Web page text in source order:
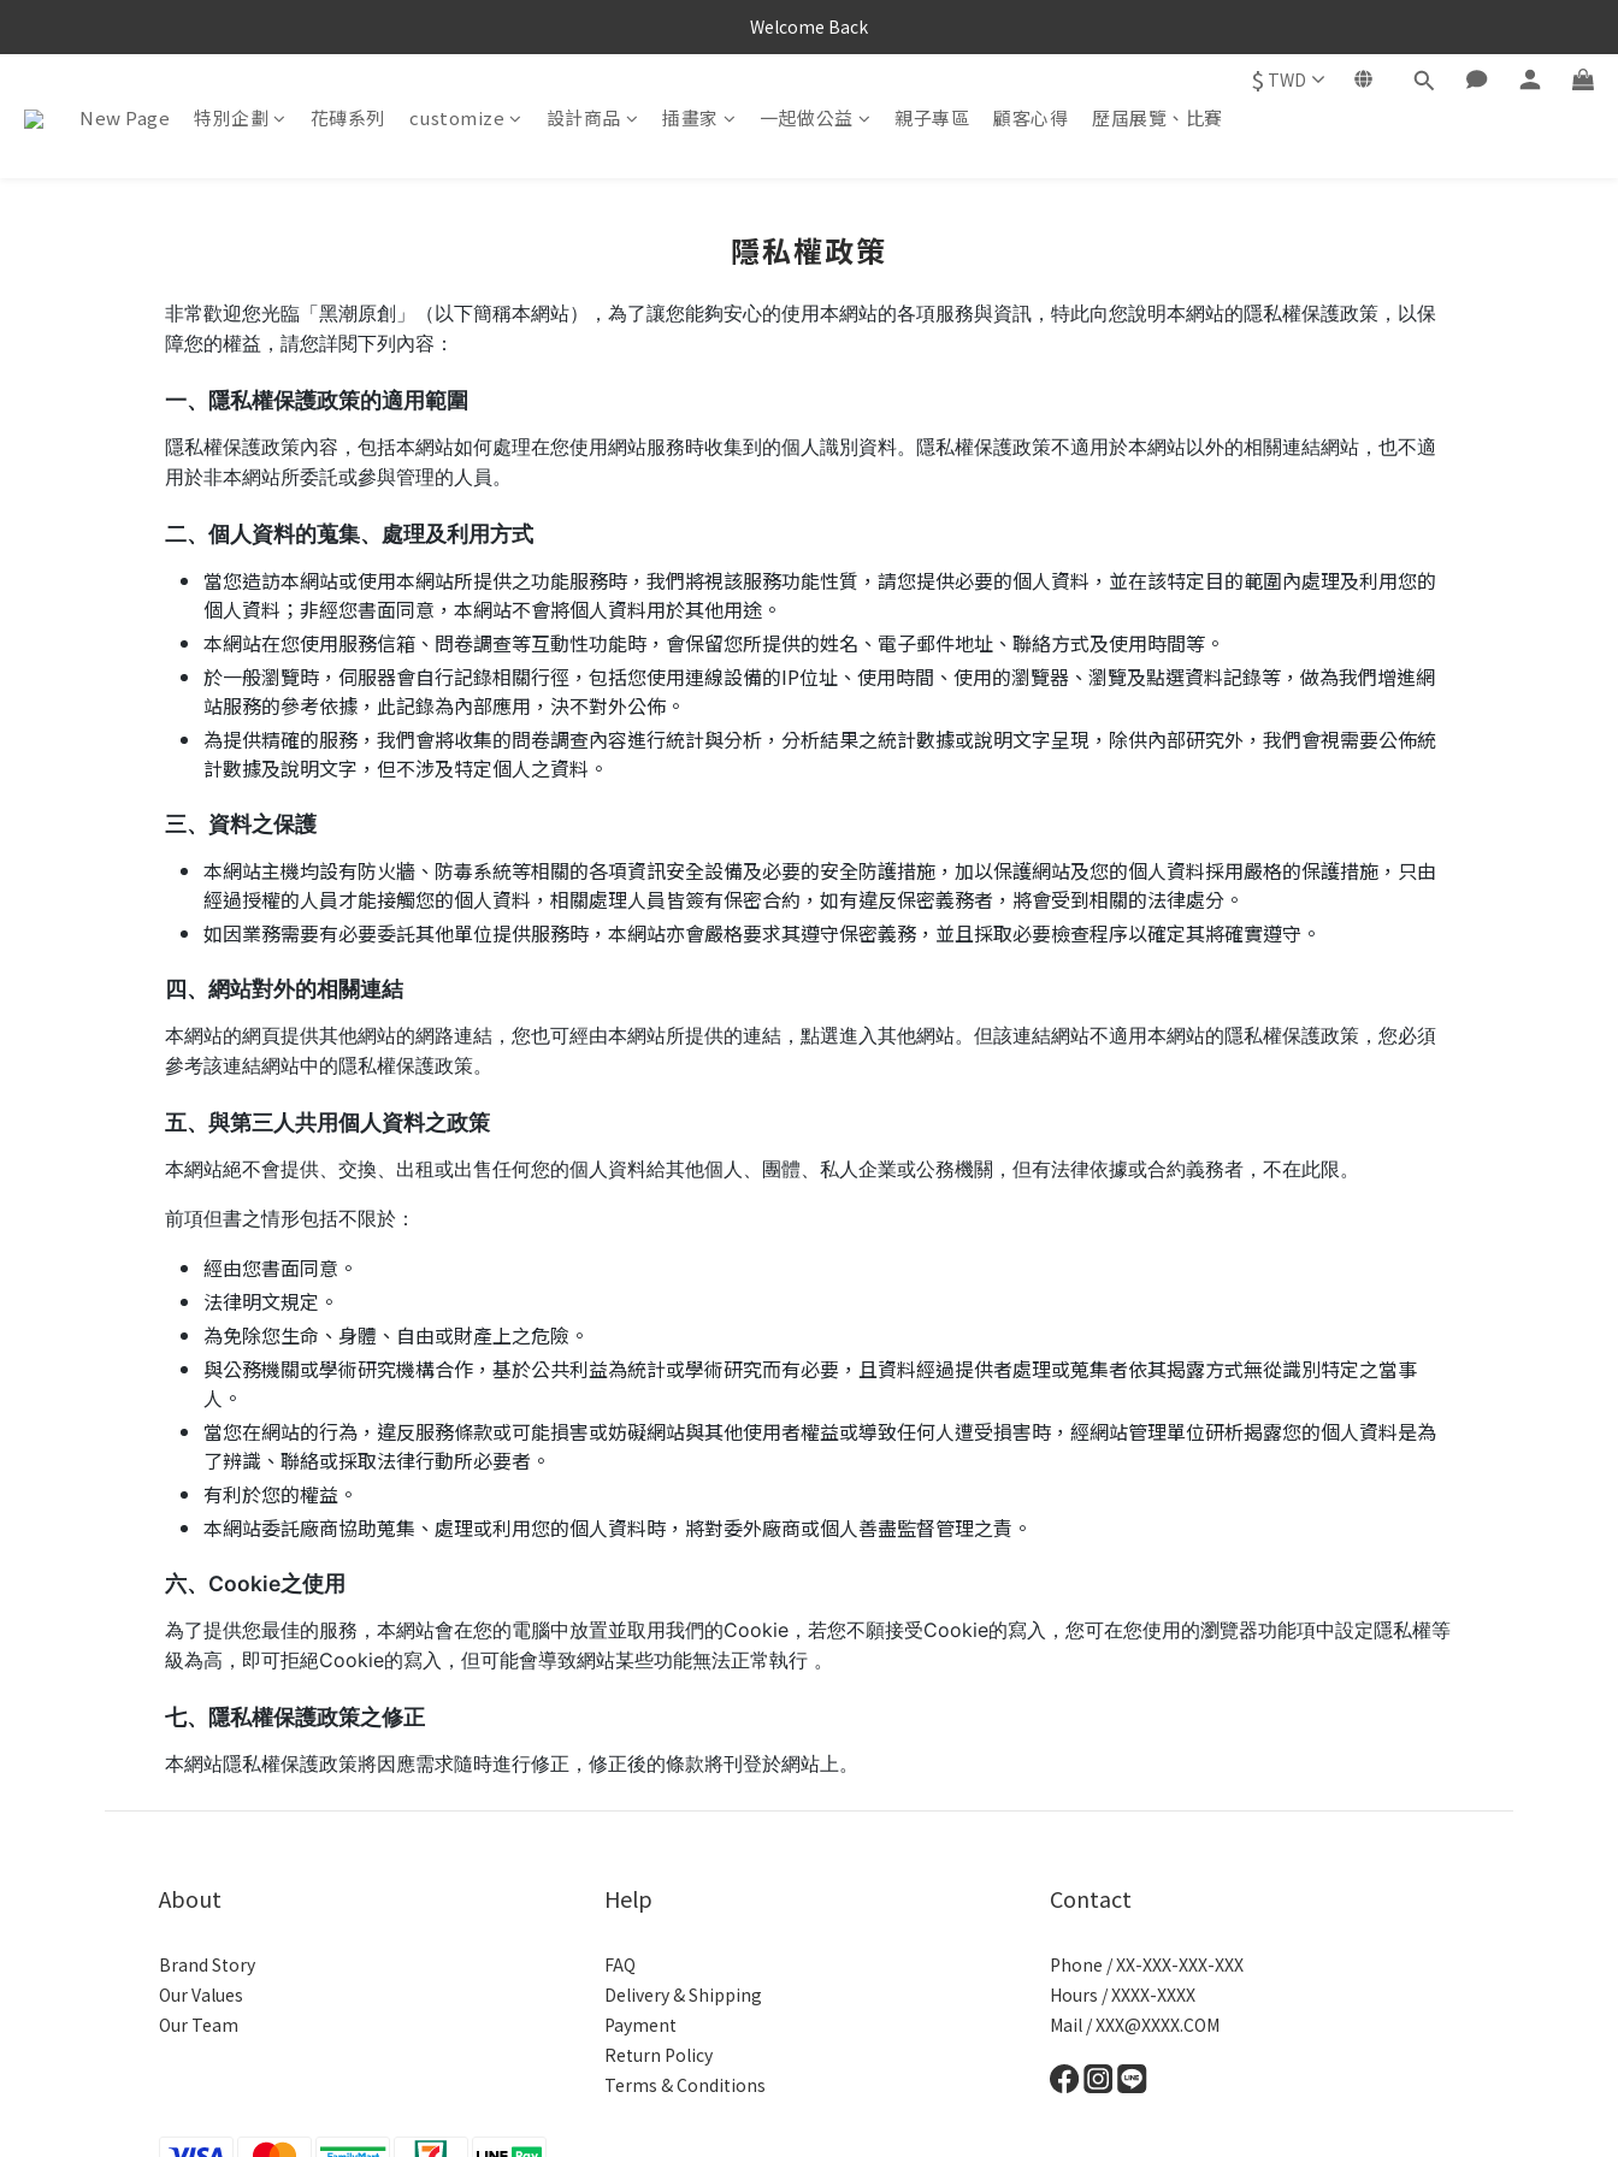
Welcome Back
$ TWD
New Page 特別企劃 花磚系列 customize 設計商品 插畫家 一起做公益 親子專區 顧客心得 歷屆展覽、比賽
隱私權政策
非常歡迎您光臨「黑潮原創」（以下簡稱本網站），為了讓您能夠安心的使用本網站的各項服務與資訊，特此向您說明本網站的隱私權保護政策，以保
障您的權益，請您詳閱下列內容：
一、隱私權保護政策的適用範圍
隱私權保護政策內容，包括本網站如何處理在您使用網站服務時收集到的個人識別資料。隱私權保護政策不適用於本網站以外的相關連結網站，也不適
用於非本網站所委託或參與管理的人員。
二、個人資料的蒐集、處理及利用方式
當您造訪本網站或使用本網站所提供之功能服務時，我們將視該服務功能性質，請您提供必要的個人資料，並在該特定目的範圍內處理及利用您的
個人資料；非經您書面同意，本網站不會將個人資料用於其他用途。
本網站在您使用服務信箱、問卷調查等互動性功能時，會保留您所提供的姓名、電子郵件地址、聯絡方式及使用時間等。
於一般瀏覽時，伺服器會自行記錄相關行徑，包括您使用連線設備的IP位址、使用時間、使用的瀏覽器、瀏覽及點選資料記錄等，做為我們增進網
站服務的參考依據，此記錄為內部應用，決不對外公佈。
為提供精確的服務，我們會將收集的問卷調查內容進行統計與分析，分析結果之統計數據或說明文字呈現，除供內部研究外，我們會視需要公佈統
計數據及說明文字，但不涉及特定個人之資料。
三、資料之保護
本網站主機均設有防火牆、防毒系統等相關的各項資訊安全設備及必要的安全防護措施，加以保護網站及您的個人資料採用嚴格的保護措施，只由
經過授權的人員才能接觸您的個人資料，相關處理人員皆簽有保密合約，如有違反保密義務者，將會受到相關的法律處分。
如因業務需要有必要委託其他單位提供服務時，本網站亦會嚴格要求其遵守保密義務，並且採取必要檢查程序以確定其將確實遵守。
四、網站對外的相關連結
本網站的網頁提供其他網站的網路連結，您也可經由本網站所提供的連結，點選進入其他網站。但該連結網站不適用本網站的隱私權保護政策，您必須
參考該連結網站中的隱私權保護政策。
五、與第三人共用個人資料之政策
本網站絕不會提供、交換、出租或出售任何您的個人資料給其他個人、團體、私人企業或公務機關，但有法律依據或合約義務者，不在此限。
前項但書之情形包括不限於：
經由您書面同意。
法律明文規定。
為免除您生命、身體、自由或財產上之危險。
與公務機關或學術研究機構合作，基於公共利益為統計或學術研究而有必要，且資料經過提供者處理或蒐集者依其揭露方式無從識別特定之當事
人。
當您在網站的行為，違反服務條款或可能損害或妨礙網站與其他使用者權益或導致任何人遭受損害時，經網站管理單位研析揭露您的個人資料是為
了辨識、聯絡或採取法律行動所必要者。
有利於您的權益。
本網站委託廠商協助蒐集、處理或利用您的個人資料時，將對委外廠商或個人善盡監督管理之責。
六、Cookie之使用
為了提供您最佳的服務，本網站會在您的電腦中放置並取用我們的Cookie，若您不願接受Cookie的寫入，您可在您使用的瀏覽器功能項中設定隱私權等
級為高，即可拒絕Cookie的寫入，但可能會導致網站某些功能無法正常執行 。
七、隱私權保護政策之修正
本網站隱私權保護政策將因應需求隨時進行修正，修正後的條款將刊登於網站上。
About
Brand Story
Our Values
Our Team
Help
FAQ
Delivery & Shipping
Payment
Return Policy
Terms & Conditions
Contact
Phone / XX-XXX-XXX-XXX
Hours / XXXX-XXXX
Mail / XXX@XXXX.COM